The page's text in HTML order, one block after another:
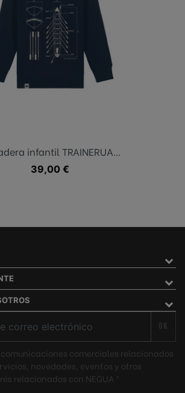
infantil TRAINERUA...
Precio
39,00 €
comerciales relacionados
novedades, eventos y otros
relacionados con NEGUA ®